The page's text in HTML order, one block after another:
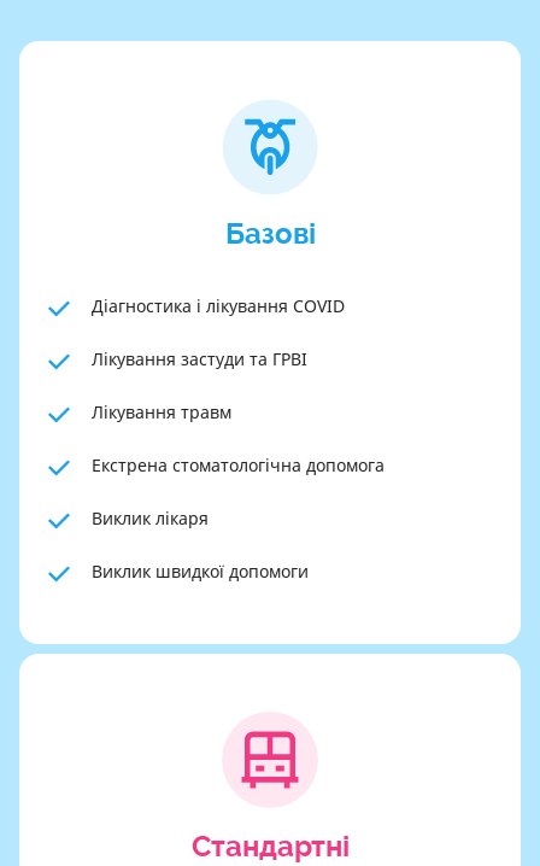
Базові
Діагностика і лікування COVID
Лікування застуди та ГРВІ
Лікування травм
Екстрена стоматологічна допомога
Виклик лікаря
Виклик швидкої допомоги
Cтандартні